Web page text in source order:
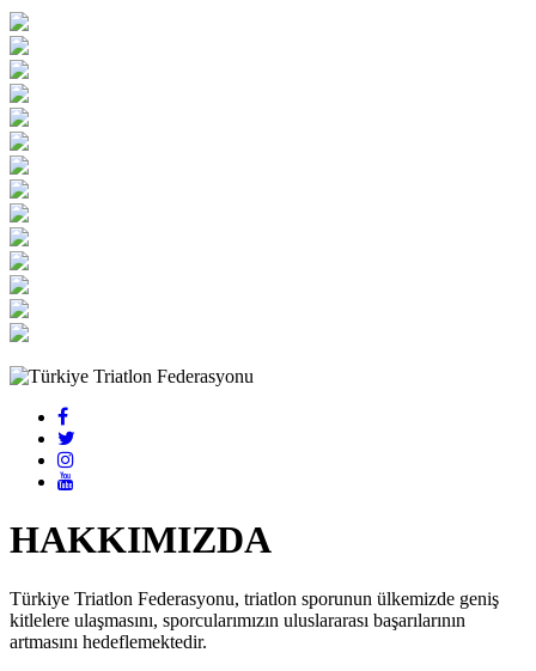
HAKKIMIZDA
Türkiye Triatlon Federasyonu, triatlon sporunun ülkemizde geniş
kitlelere ulaşmasını, sporcularımızın uluslararası başarılarının
artmasını hedeflemektedir.